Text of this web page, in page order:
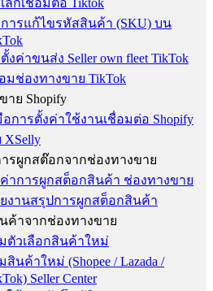
ารแก้ไขรหัสสินค้า (SKU) บน
งค่าขนส่ง Seller own fleet TikTok
มช่องทางขาย TikTok
าย Shopify
การตั้งค่าใช้งานเชื่อมต่อ Shopify
XSelly
รผูกสต๊อกจากช่องทางขาย
าการผูกสต็อกสินค้า ช่องทางขาย
งานสรุปการผูกสต็อกสินค้า
ค้าจากช่องทางขาย
ตัวเลือกสินค้าใหม่
สินค้าใหม่ (Shopee / Lazada /
Seller Center